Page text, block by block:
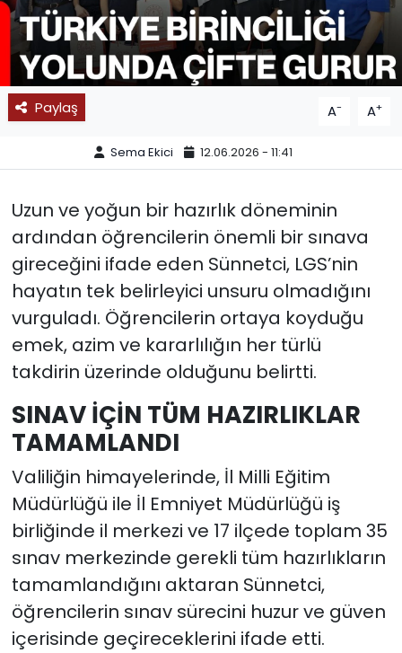
Paylaş A- A+
Sema Ekici 12.06.2026 - 11:41
Uzun ve yoğun bir hazırlık döneminin
ardından öğrencilerin önemli bir sınava
gireceğini ifade eden Sünnetci, LGS’nin
hayatın tek belirleyici unsuru olmadığını
vurguladı. Öğrencilerin ortaya koyduğu
emek, azim ve kararlılığın her türlü
takdirin üzerinde olduğunu belirtti.
SINAV İÇİN TÜM HAZIRLIKLAR
TAMAMLANDI
Valiliğin himayelerinde, İl Milli Eğitim
Müdürlüğü ile İl Emniyet Müdürlüğü iş
birliğinde il merkezi ve 17 ilçede toplam 35
sınav merkezinde gerekli tüm hazırlıkların
tamamlandığını aktaran Sünnetci,
öğrencilerin sınav sürecini huzur ve güven
içerisinde geçireceklerini ifade etti.